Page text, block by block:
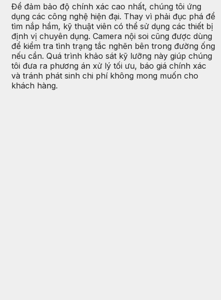
Để đảm bảo độ chính xác cao nhất, chúng tôi ứng
dụng các công nghệ hiện đại. Thay vì phải đục phá để
tìm nắp hầm, kỹ thuật viên có thể sử dụng các thiết bị
định vị chuyên dụng. Camera nội soi cũng được dùng
để kiểm tra tình trạng tắc nghẽn bên trong đường ống
nếu cần. Quá trình khảo sát kỹ lưỡng này giúp chúng
tôi đưa ra phương án xử lý tối ưu, báo giá chính xác
và tránh phát sinh chi phí không mong muốn cho
khách hàng.